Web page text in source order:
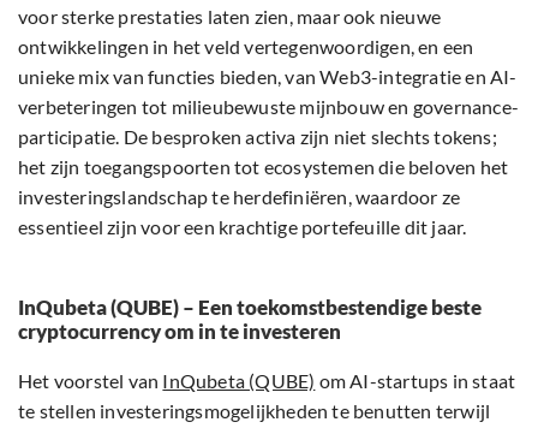
voor sterke prestaties laten zien, maar ook nieuwe
ontwikkelingen in het veld vertegenwoordigen, en een
unieke mix van functies bieden, van Web3-integratie en AI-
verbeteringen tot milieubewuste mijnbouw en governance-
participatie. De besproken activa zijn niet slechts tokens;
het zijn toegangspoorten tot ecosystemen die beloven het
investeringslandschap te herdefiniëren, waardoor ze
essentieel zijn voor een krachtige portefeuille dit jaar.
InQubeta (QUBE) – Een toekomstbestendige beste
cryptocurrency om in te investeren
Het voorstel van InQubeta (QUBE) om AI-startups in staat
te stellen investeringsmogelijkheden te benutten terwijl